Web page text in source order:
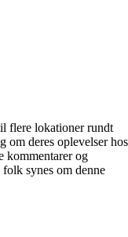
flere lokationer rundt
om deres oplevelser hos
kommentarer og
synes om denne